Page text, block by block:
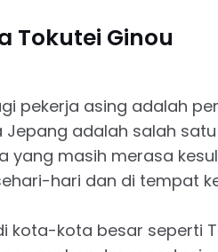
Tokutei Ginou
pekerja asing adalah
Jepang adalah salah
yang masih merasa
hari dan di tempat
kota-kota besar seperti